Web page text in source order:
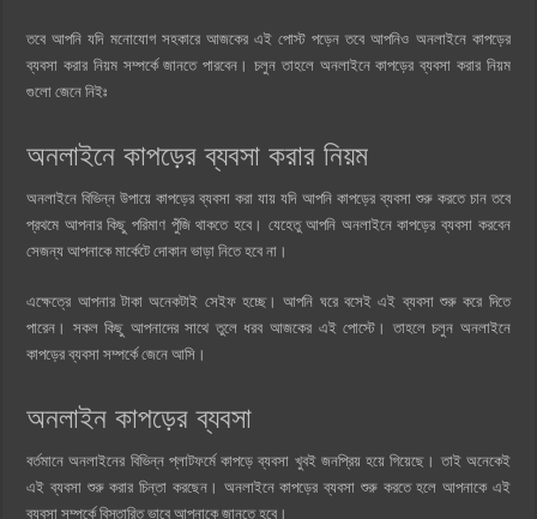
তবে আপনি যদি মনোযোগ সহকারে আজকের এই পোস্ট পড়েন তবে আপনিও অনলাইনে কাপড়ের
ব্যবসা করার নিয়ম সম্পর্কে জানতে পারবেন। চলুন তাহলে অনলাইনে কাপড়ের ব্যবসা করার নিয়ম
গুলো জেনে নিইঃ
অনলাইনে কাপড়ের ব্যবসা করার নিয়ম
অনলাইনে বিভিন্ন উপায়ে কাপড়ের ব্যবসা করা যায় যদি আপনি কাপড়ের ব্যবসা শুরু করতে চান তবে
প্রথমে আপনার কিছু পরিমাণ পুঁজি থাকতে হবে। যেহেতু আপনি অনলাইনে কাপড়ের ব্যবসা করবেন
সেজন্য আপনাকে মার্কেটে দোকান ভাড়া নিতে হবে না।
এক্ষেত্রে আপনার টাকা অনেকটাই সেইফ হচ্ছে। আপনি ঘরে বসেই এই ব্যবসা শুরু করে দিতে
পারেন। সকল কিছু আপনাদের সাথে তুলে ধরব আজকের এই পোস্টে। তাহলে চলুন অনলাইনে
কাপড়ের ব্যবসা সম্পর্কে জেনে আসি।
অনলাইন কাপড়ের ব্যবসা
বর্তমানে অনলাইনের বিভিন্ন প্লাটফর্মে কাপড়ে ব্যবসা খুবই জনপ্রিয় হয়ে গিয়েছে। তাই অনেকেই
এই ব্যবসা শুরু করার চিন্তা করছেন। অনলাইনে কাপড়ের ব্যবসা শুরু করতে হলে আপনাকে এই
ব্যবসা সম্পর্কে বিস্তারিত ভাবে আপনাকে জানতে হবে।